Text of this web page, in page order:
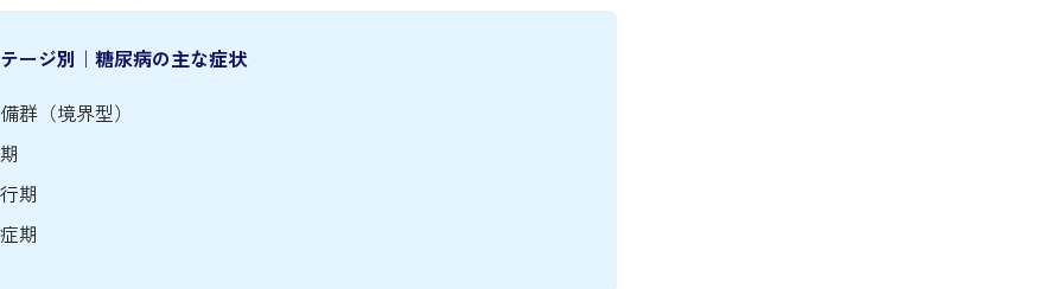
ージ別｜糖尿病の主な症状
群（境界型）
期
期